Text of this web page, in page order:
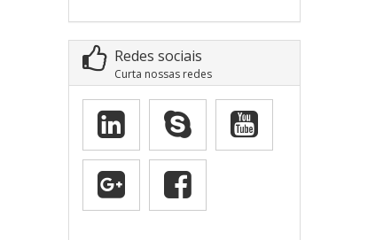
Redes sociais
Curta nossas redes